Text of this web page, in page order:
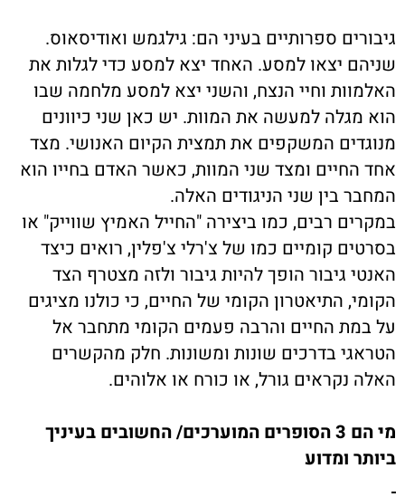
גיבורים ספרותיים בעיני הם: גילגמש ואודיסאוס.
שניהם יצאו למסע. האחד יצא למסע כדי לגלות את
האלמוות וחיי הנצח, והשני יצא למסע מלחמה שבו
הוא מגלה למעשה את המוות. יש כאן שני כיוונים
מנוגדים המשקפים את תמצית הקיום האנושי. מצד
אחד החיים ומצד שני המוות, כאשר האדם בחייו הוא
המחבר בין שני הניגודים האלה.
במקרים רבים, כמו ביצירה "החייל האמיץ שווייק" או
בסרטים קומיים כמו של צ'רלי צ'פלין, רואים כיצד
האנטי גיבור הופך להיות גיבור ולזה מצטרף הצד
הקומי, התיאטרון הקומי של החיים, כי כולנו מציגים
על במת החיים והרבה פעמים הקומי מתחבר אל
הטראגי בדרכים שונות ומשונות. חלק מהקשרים
האלה נקראים גורל, או כורח או אלוהים.
מי הם 3 הסופרים המוערכים/ החשובים בעיניך
ביותר ומדוע